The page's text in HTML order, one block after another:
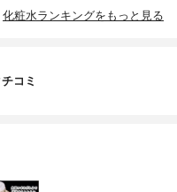
化粧水ランキングをもっと見る
コミ